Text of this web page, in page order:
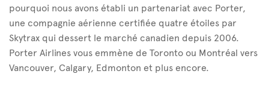
pourquoi nous avons établi un partenariat avec Porter,
une compagnie aérienne certifiée quatre étoiles par
Skytrax qui dessert le marché canadien depuis 2006.
Porter Airlines vous emmène de Toronto ou Montréal vers
Vancouver, Calgary, Edmonton et plus encore.